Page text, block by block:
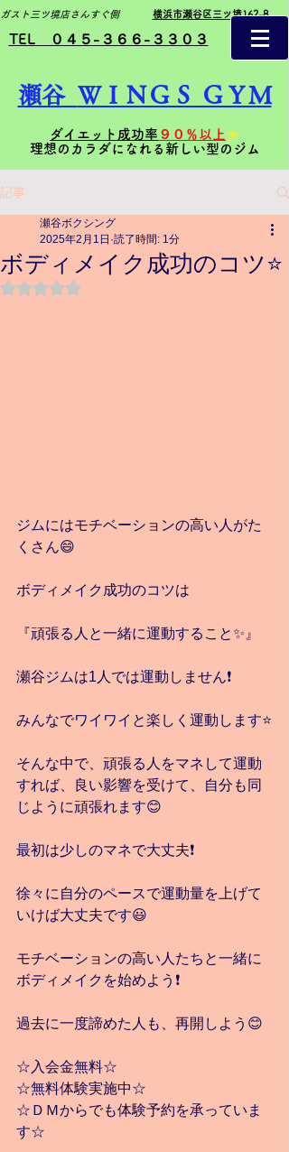
TEL ０４５-３６６-３３０３
ガスト三ツ境店さんすぐ側 横浜市瀬谷区三ツ境162-8
瀬谷 ＷＩＮＧＳ ＧＹＭ
ダイエット成功率 ９０％以上 ★
理想のカラダになれる新しい型のジム
記事
ボディメイク成功のコツ⭐️
瀬谷ボクシング
2025年2月1日 読了時間: 1分
5つ星のうちNaNと評価されています。
ジムにはモチベーションの高い人がた
くさん😄
ボディメイク成功のコツは
『頑張る人と一緒に運動すること✨』
瀬谷ジムは1人では運動しません❗️
みんなでワイワイと楽しく運動します⭐️
そんな中で、頑張る人をマネして運動
すれば、良い影響を受けて、自分も同
じように頑張れます😊
最初は少しのマネで大丈夫❗️
徐々に自分のペースで運動量を上げて
いけば大丈夫です😃
モチベーションの高い人たちと一緒に
ボディメイクを始めよう❗️
過去に一度諦めた人も、再開しよう😊
☆入会金無料☆
☆無料体験実施中☆
☆ＤＭからでも体験予約を承っていま
す☆